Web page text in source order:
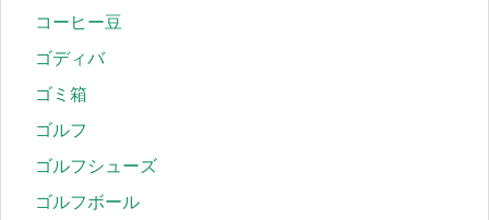
コーヒー豆
ゴディバ
ゴミ箱
ゴルフ
ゴルフシューズ
ゴルフボール